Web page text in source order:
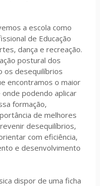
a escola como
de Educação
dança e recreação.
postural dos
os desequilíbrios
encontramos o maior
podendo aplicar
formação,
de melhores
desequilíbrios,
com eficiência,
e desenvolvimento
dispor de uma ficha